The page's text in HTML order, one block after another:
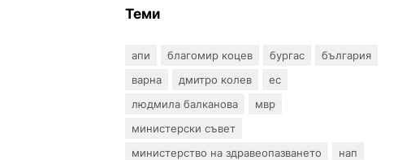
Теми
апи благомир коцев бургас
българия
варна
дмитро колев
ес
людмила балканова
мвр
министерски съвет
министерство на здравеопазването
нап